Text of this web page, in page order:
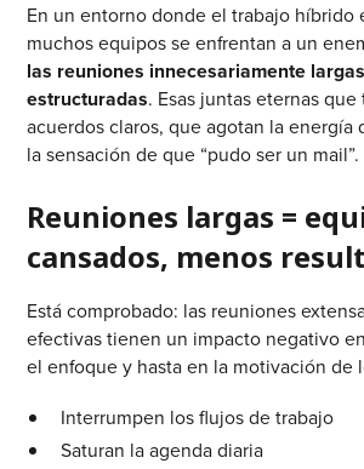
En un entorno donde el trabajo híbrido
muchos equipos se enfrentan a un
las reuniones innecesariamente
estructuradas. Esas juntas eternas
acuerdos claros, que agotan la energía
la sensación de que “pudo ser un mail”.
Reuniones largas =
cansados, menos
Está comprobado: las reuniones
efectivas tienen un impacto negativo
el enfoque y hasta en la motivación de
Interrumpen los flujos de trabajo
Saturan la agenda diaria